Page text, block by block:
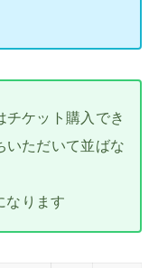
ケット購入でき
いただいて並ばな
なります